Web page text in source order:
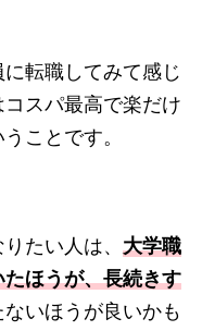
転職してみて感じ
スパ最高で楽だけ
ことです。
たい人は、 大学職
ほうが、長続きす
いほうが良いかも